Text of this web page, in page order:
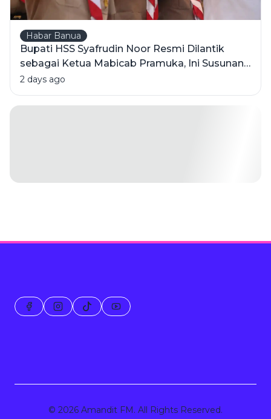
Habar Banua
Bupati HSS Syafrudin Noor Resmi Dilantik
sebagai Ketua Mabicab Pramuka, Ini Susunan
Pengurus 2025-2030
2 days ago
© 2026 Amandit FM. All Rights Reserved.